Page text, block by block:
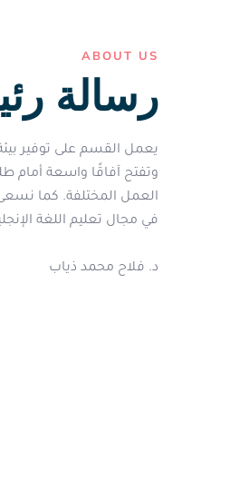
ABOUT US
رسالة
يعمل القسم على توفير
وتفتح آفاقًا واسعة أمام
العمل المختلفة. كما نسعى
في مجال تعليم اللغة
د. فلاح محمد ذياب